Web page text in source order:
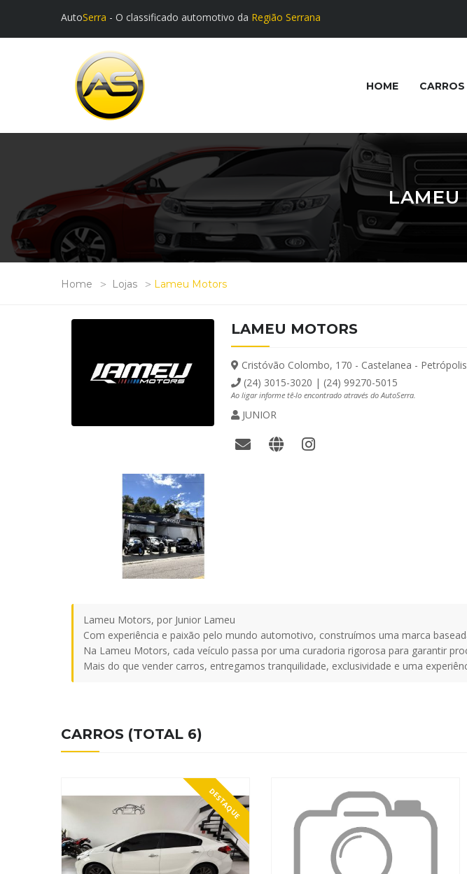
AutoSerra - O classificado automotivo da Região Serrana
HOME CARROS
LAMEU
Home Lojas Lameu Motors
LAMEU MOTORS
Cristóvão Colombo, 170 - Castelanea -
(24) 3015-3020 | (24) 99270-5015
Ao ligar informe tê-lo encontrado através do AutoSerra.
JUNIOR
Lameu Motors, por Junior Lameu
Com experiência e paixão pelo mundo automotivo, construímos uma marca
Na Lameu Motors, cada veículo passa por uma curadoria rigorosa para garantir
Mais do que vender carros, entregamos tranquilidade, exclusividade e uma
CARROS (TOTAL 6)
DESTAQUE